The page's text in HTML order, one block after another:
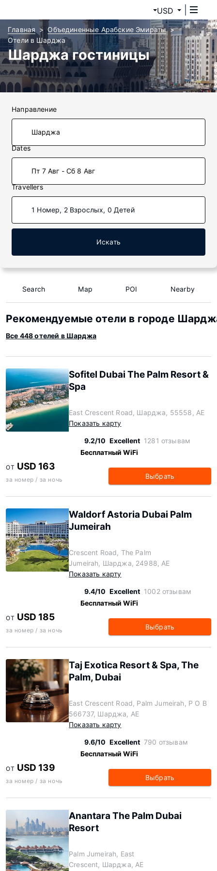
USD
Главная
Объединенные Арабские Эмираты
Отели в Шарджа
Шарджа гостиницы
Направление
Dates
Пт 7 Авг - Сб 8 Авг
Travellers
1 Номер, 2 Взрослых, 0 Детей
Искать
Search Map POI Nearby
Рекомендуемые отели в городе
Все 448 отелей в Шарджа
Sofitel Dubai The Palm Resort &
Spa
East Crescent Road, Шарджа, 55558, AE
Показать карту
9.2/10 Excellent 1281 отзывам
Бесплатный WiFi
ОТ USD 163
за номер / за ночь Выбрать
Waldorf Astoria Dubai Palm
Jumeirah
Crescent Road, The Palm
Jumeirah, Шарджа, 24988, AE
Показать карту
9.4/10 Excellent 1002 отзывам
Бесплатный WiFi
ОТ USD 185
за номер / за ночь Выбрать
Taj Exotica Resort & Spa, The
Palm, Dubai
East Crescent Road, Palm Jumeirah, P O B
566737, Шарджа, AE
Показать карту
9.6/10 Excellent 790 отзывам
Бесплатный WiFi
ОТ USD 139
за номер / за ночь Выбрать
Anantara The Palm Dubai
Resort
Palm Jumeirah, East
Crescent, Шарджа, AE